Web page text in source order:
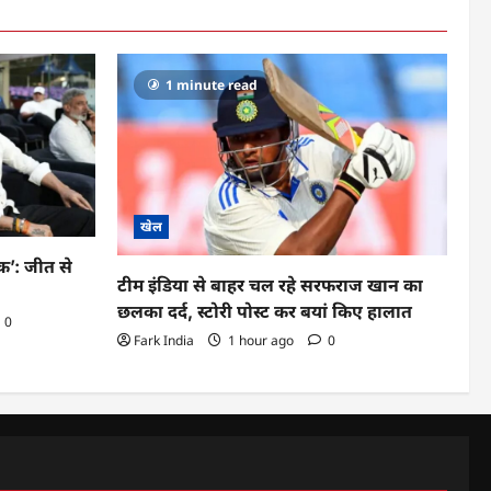
जीत से
0
1 minute read
खेल
टीम इंडिया से बाहर चल रहे सरफराज खान का
छलका दर्द, स्टोरी पोस्ट कर बयां किए हालात
Fark India 1 hour ago 0